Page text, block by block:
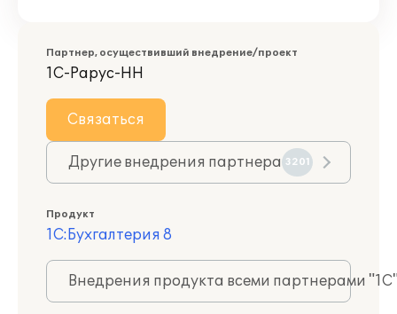
Партнер, осуществивший внедрение/проект
1С-Рарус-НН
Связаться
Другие внедрения партнера 3201
Продукт
1С:Бухгалтерия 8
Внедрения продукта всеми партнерами